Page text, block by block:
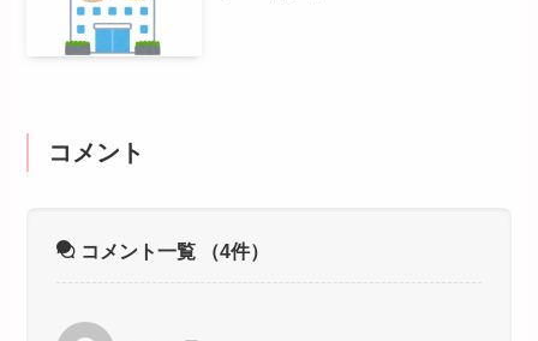
コメント
コメント一覧 （4件）